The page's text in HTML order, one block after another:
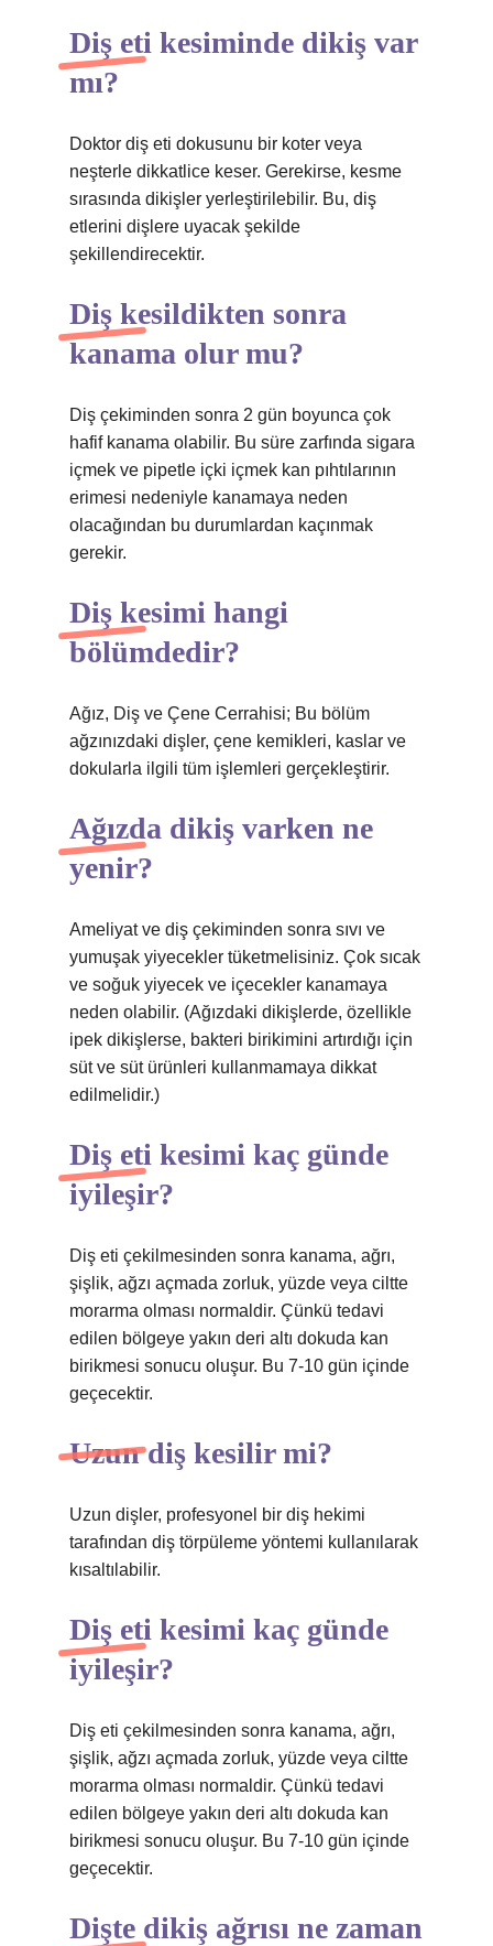
Diş eti kesiminde dikiş var
mı?
Doktor diş eti dokusunu bir koter veya
neşterle dikkatlice keser. Gerekirse, kesme
sırasında dikişler yerleştirilebilir. Bu, diş
etlerini dişlere uyacak şekilde
şekillendirecektir.
Diş kesildikten sonra
kanama olur mu?
Diş çekiminden sonra 2 gün boyunca çok
hafif kanama olabilir. Bu süre zarfında sigara
içmek ve pipetle içki içmek kan pıhtılarının
erimesi nedeniyle kanamaya neden
olacağından bu durumlardan kaçınmak
gerekir.
Diş kesimi hangi
bölümdedir?
Ağız, Diş ve Çene Cerrahisi; Bu bölüm
ağzınızdaki dişler, çene kemikleri, kaslar ve
dokularla ilgili tüm işlemleri gerçekleştirir.
Ağızda dikiş varken ne
yenir?
Ameliyat ve diş çekiminden sonra sıvı ve
yumuşak yiyecekler tüketmelisiniz. Çok sıcak
ve soğuk yiyecek ve içecekler kanamaya
neden olabilir. (Ağızdaki dikişlerde, özellikle
ipek dikişlerse, bakteri birikimini artırdığı için
süt ve süt ürünleri kullanmamaya dikkat
edilmelidir.)
Diş eti kesimi kaç günde
iyileşir?
Diş eti çekilmesinden sonra kanama, ağrı,
şişlik, ağzı açmada zorluk, yüzde veya ciltte
morarma olması normaldir. Çünkü tedavi
edilen bölgeye yakın deri altı dokuda kan
birikmesi sonucu oluşur. Bu 7-10 gün içinde
geçecektir.
Uzun diş kesilir mi?
Uzun dişler, profesyonel bir diş hekimi
tarafından diş törpüleme yöntemi kullanılarak
kısaltılabilir.
Diş eti kesimi kaç günde
iyileşir?
Diş eti çekilmesinden sonra kanama, ağrı,
şişlik, ağzı açmada zorluk, yüzde veya ciltte
morarma olması normaldir. Çünkü tedavi
edilen bölgeye yakın deri altı dokuda kan
birikmesi sonucu oluşur. Bu 7-10 gün içinde
geçecektir.
Dişte dikiş ağrısı ne zaman